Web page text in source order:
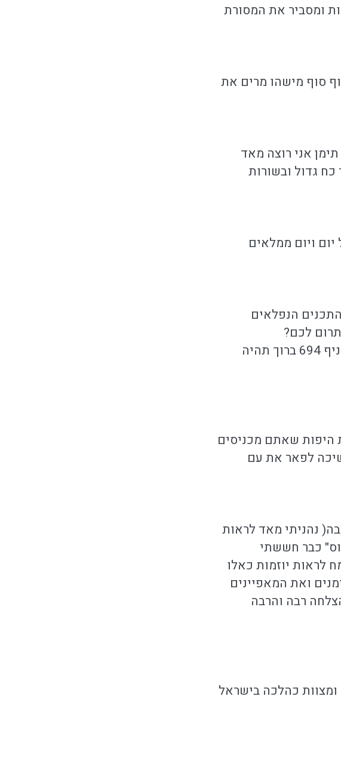
ומסביר את המסורת
סוף מישהו מרים את
אני רוצה מאד
גדול ובשורות
ויום ממלאים
הנפלאים
לכם?
לפאר את עם
נהניתי מאד לראות
כבר חששתי
יוזמות כאלו
ואת המאפיינים
רבה והרבה
כהלכה בישראל